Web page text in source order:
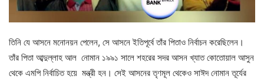
তিনি যে আসনে মনোনয়ন পেলেন, সে আসনে ইতিপূর্বে তাঁর পিতাও নির্বাচন করেছিলেন।
তাঁর পিতা আব্দুল্লাহ আল নোমান ১৯৯১ সালে শহরের সদর আসন খ্যাত কোতোয়াল আসুন
থেকে এমপি নির্বাচিত হয়ে মন্ত্রী হন। সেই আসনের তৃণমূল থেকেও সাঈদ নোমান তূর্যের